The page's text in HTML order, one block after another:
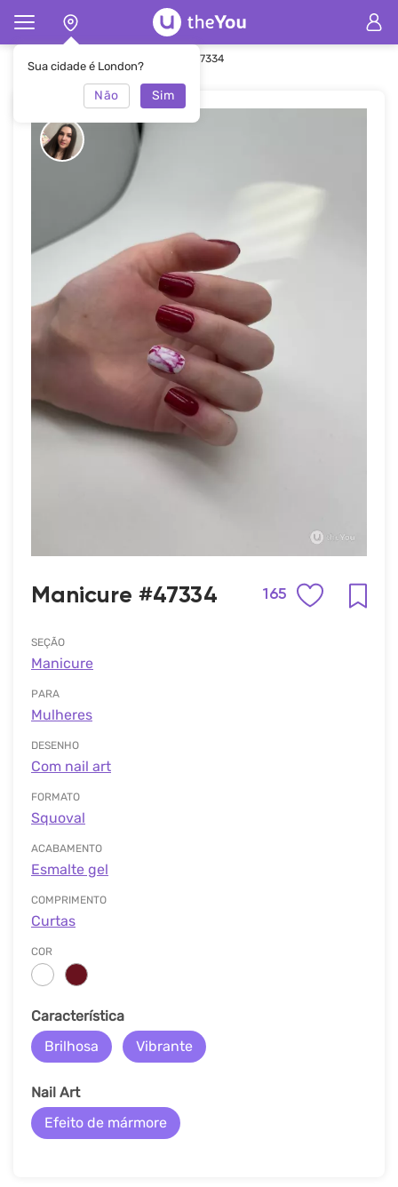
Sua cidade é London?
Não Sim
Principal Manicure Manicure #47334
Manicure #47334 165
SEÇÃO
Manicure
PARA
Mulheres
DESENHO
Com nail art
FORMATO
Squoval
ACABAMENTO
Esmalte gel
COMPRIMENTO
Curtas
COR
Característica
Brilhosa
Vibrante
Nail Art
Efeito de mármore